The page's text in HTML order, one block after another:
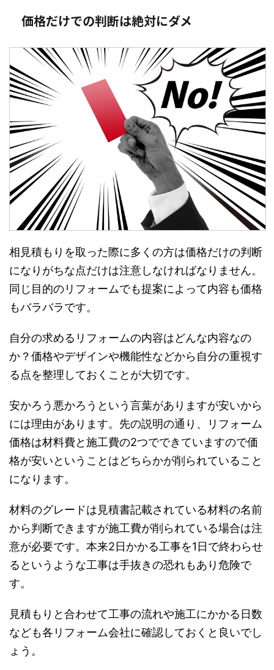
価格だけでの判断は絶対にダメ
相見積もりを取った際に多くの方は価格だけの判断
になりがちな点だけは注意しなければなりません。
同じ目的のリフォームでも提案によって内容も価格
もバラバラです。
自分の求めるリフォームの内容はどんな内容なの
か？価格やデザインや機能性などから自分の重視す
る点を整理しておくことが大切です。
安かろう悪かろうという言葉がありますが安いから
には理由があります。先の説明の通り、リフォーム
価格は材料費と施工費の2つでできていますので価
格が安いということはどちらかが削られていること
になります。
材料のグレードは見積書記載されている材料の名前
から判断できますが施工費が削られている場合は注
意が必要です。本来2日かかる工事を1日で終わらせ
るというような工事は手抜きの恐れもあり危険で
す。
見積もりと合わせて工事の流れや施工にかかる日数
なども各リフォーム会社に確認しておくと良いでし
ょう。